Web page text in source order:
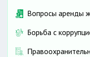
Вопросы аренды
Борьба с